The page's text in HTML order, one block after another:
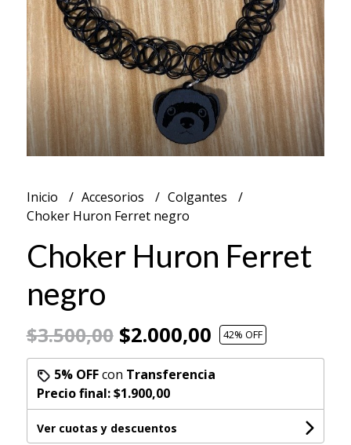
Inicio Accesorios
Colgantes
Choker Huron Ferret negro
Choker Huron Ferret
negro
$3.500,00$2.000,00 42% OFF
5% OFFcon Transferencia
Precio final:$1.900,00
Ver cuotas y descuentos